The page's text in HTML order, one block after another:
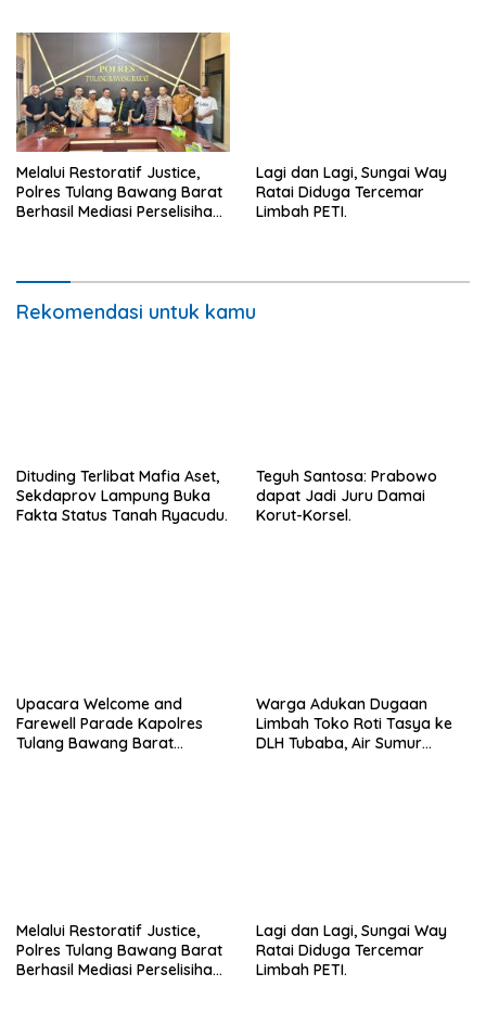
Melalui Restoratif Justice,
Polres Tulang Bawang Barat
Berhasil Mediasi Perselisihan
Lagi dan Lagi, Sungai Way
Ratai Diduga Tercemar
Limbah PETI.
Rekomendasi untuk kamu
Dituding Terlibat Mafia Aset,
Sekdaprov Lampung Buka
Fakta Status Tanah Ryacudu.
Teguh Santosa: Prabowo
dapat Jadi Juru Damai
Korut-Korsel.
Upacara Welcome and
Farewell Parade Kapolres
Tulang Bawang Barat
Warga Adukan Dugaan
Limbah Toko Roti Tasya ke
DLH Tubaba, Air Sumur
Melalui Restoratif Justice,
Polres Tulang Bawang Barat
Berhasil Mediasi Perselisihan
Lagi dan Lagi, Sungai Way
Ratai Diduga Tercemar
Limbah PETI.